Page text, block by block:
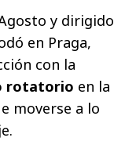
y dirigido
en Praga,
con la
rotatorio en la
moverse a lo